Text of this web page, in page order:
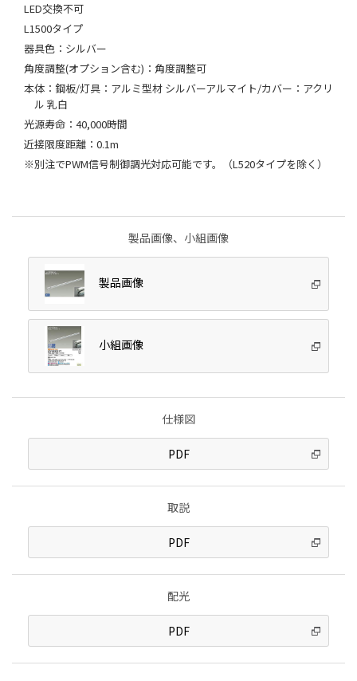
LED交換不可
L1500タイプ
器具色：シルバー
角度調整(オプション含む)：角度調整可
本体：鋼板/灯具：アルミ型材 シルバーアルマイト/カバー：アクリ
ル 乳白
光源寿命：40,000時間
近接限度距離：0.1m
※別注でPWM信号制御調光対応可能です。（L520タイプを除く）
製品画像、小組画像
製品画像
小組画像
仕様図
PDF
取説
PDF
配光
PDF